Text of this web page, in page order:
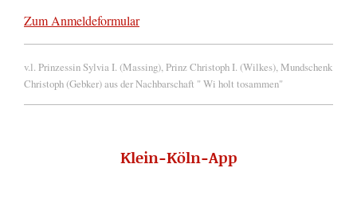
Zum Anmeldeformular
v.l. Prinzessin Sylvia I. (Massing), Prinz Christoph I. (Wilkes), Mundschenk
Christoph (Gebker) aus der Nachbarschaft " Wi holt tosammen"
Klein-Köln-App